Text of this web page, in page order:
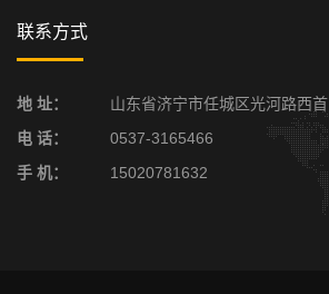
联系方式
地 址：
山东省济宁市任城区光河路西首
电 话：
0537-3165466
手 机：
15020781632